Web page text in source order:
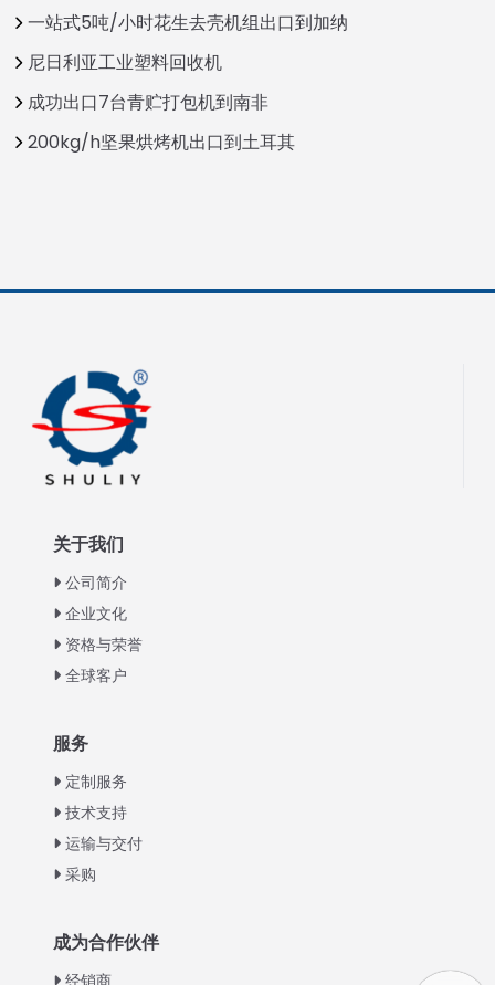
一站式5吨/小时花生去壳机组出口到加纳
尼日利亚工业塑料回收机
成功出口7台青贮打包机到南非
200kg/h坚果烘烤机出口到土耳其
关于我们
公司简介
企业文化
资格与荣誉
全球客户
服务
定制服务
技术支持
运输与交付
采购
成为合作伙伴
Thai
Turkish
Swahili
Urdu
Greek